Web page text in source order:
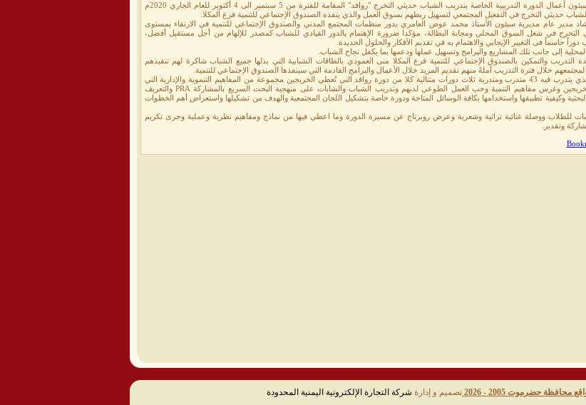
اُختتمت اليوم بمدينة سيئون أعمال الدورة التدريبية الخاصة بتدريب الشباب حديثي التخرج "روافد" المقامة للفترة من 5 سبتمبر الى 4 أكتوبر للعام الجاري 2020م
حديثي التخرج في التفعيل المجتمعي لتسهيل ربطهم بسوق العمل والذي ينفذه الصندوق الإجتماعي للتنمية فرع المكلا.
مدير عام مديرية سيئون الأستاذ محمد عوض العامري بدور منظمات المجتمع المدني والصندوق الإجتماعي للتنمية في الارتقاء بمستوى
التخرج في شغل السوق المحلي ومجابة البطالة، مؤكدا ضرورة الإهتمام بالدور القيادي للشباب كمصدر للإلهام من أجل مستقبل أفضل،
حاسماً فى التغيير الإيجابي والاهتمام به في تقديم الأفكار والحلول الجديدة.
إلى جانب تلك المشاريع والبرامج وتسهيل عملها ودعمها بما يكفل نجاح الشباب.
والتمكين بالصندوق الإجتماعي للتنمية فرع المكلا منى العمودي بالطاقات الشبابية التي بذلها جميع الشباب شاكرة لهم تنفيذهم
خلال فترة التدريب آملةً منهم تقديم المزيد خلال الأعمال والبرامج القادمة التي سينفذها الصندوق الإجتماعي للتنمية.
هذا وتضمن البرنامج الذي يتدرب فيه 43 متدرب ومتدربة ثلاث دورات متتالية كلا من دورة روافد التي تُعطي الخريجين مجموعة من المفاهيم التنموية والإدارية التي
تعتبر مطلبا ضروريا للخريجين وغرس مفاهيم التنمية وحب العمل الطوعي لديهم وتدريب الشباب والشابات على منهجية البحث السريع بالمشاركة PRA والتعريف
وكيفية تطبيقها واستخدامها بكافة الوسائل المتاحة ودورة خاصة بتشكيل اللجان المجتمعية والهدف من تشكيلها واستعراض أهم الخطوات
للطلاب ووصلة غنائية تراثية وشعرية وعرض روبرتاج عن مسيرة الدورة وما اعطي فيها من نماذج ومفاهيم نظرية وعملية وجرى تكريم
وتقدير.
محافظة حضرموت 2005 - 2026 تصميم و إدارة شركة التجارة الإلكترونية اليمنية المحدودة